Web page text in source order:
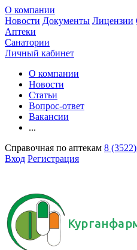
О компании
Новости Документы Лицензии
Аптеки
Санатории
Личный кабинет
О компании
Новости
Статьи
Вопрос-ответ
Вакансии
...
Справочная по аптекам 8
Вход Регистрация